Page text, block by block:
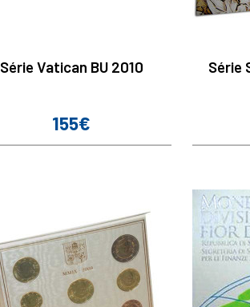
Série Vatican BU 2010
Prix
155€
Série